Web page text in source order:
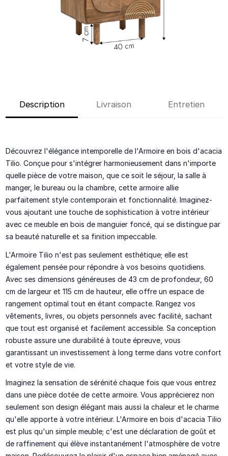
Description Livraison Entretien
Découvrez l'élégance intemporelle de l'Armoire en bois d'acacia
Tilio. Conçue pour s'intégrer harmonieusement dans n'importe
quelle pièce de votre maison, que ce soit le séjour, la salle à
manger, le bureau ou la chambre, cette armoire allie
parfaitement style contemporain et fonctionnalité. Imaginez-
vous ajoutant une touche de sophistication à votre intérieur
avec ce meuble en bois de manguier foncé, qui se distingue par
sa beauté naturelle et sa finition impeccable.
L'Armoire Tilio n'est pas seulement esthétique; elle est
également pensée pour répondre à vos besoins quotidiens.
Avec ses dimensions généreuses de 43 cm de profondeur, 60
cm de largeur et 115 cm de hauteur, elle offre un espace de
rangement optimal tout en étant compacte. Rangez vos
vêtements, livres, ou objets personnels avec facilité, sachant
que tout est organisé et facilement accessible. Sa conception
robuste assure une durabilité à toute épreuve, vous
garantissant un investissement à long terme dans votre confort
et votre style de vie.
Imaginez la sensation de sérénité chaque fois que vous entrez
dans une pièce dotée de cette armoire. Vous apprécierez non
seulement son design élégant mais aussi la chaleur et le charme
qu'elle apporte à votre intérieur. L'Armoire en bois d'acacia Tilio
est plus qu'un simple meuble; c'est une déclaration de goût et
de raffinement qui élève instantanément l'atmosphère de votre